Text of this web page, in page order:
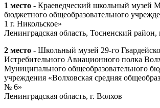
1 место - Краеведческий школьный музей
бюджетного общеобразовательного
1 г. Никольское»
Ленинградская область, Тосненский район,
2 место - Школьный музей 29-го
Истребительного Авиационного полка
Муниципального общеобразовательного
учреждения «Волховская средняя
№ 6»
Ленинградская область, г. Волхов